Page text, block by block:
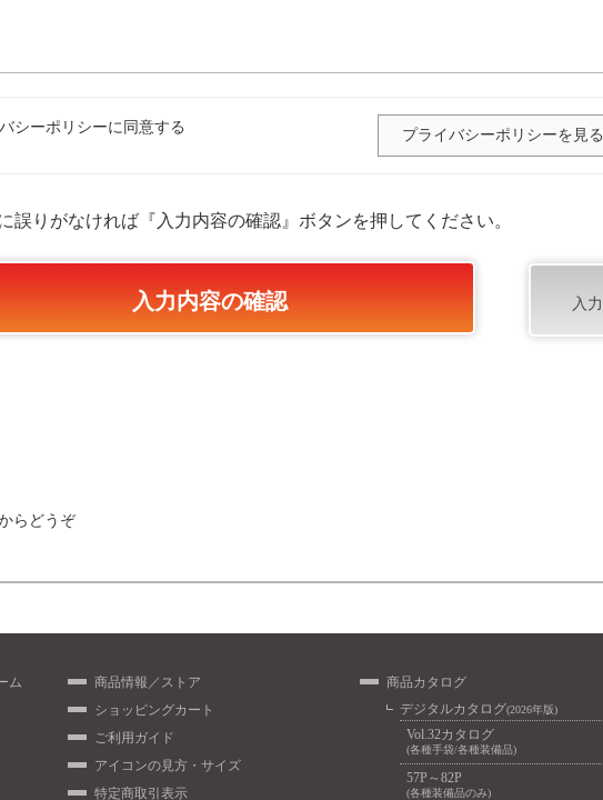
シーポリシーに同意する プライバシーポリシーを見る
誤りがなければ『入力内容の確認』ボタンを押してください。
らどうぞ
ム
商品情報／ストア
ショッピングカート
ご利用ガイド
アイコンの見方・サイズ
特定商取引表示
商品カタログ
デジタルカタログ(2026年版)
Vol.32カタログ
(各種手袋/各種装備品)
57P～82P
(各種装備品のみ)